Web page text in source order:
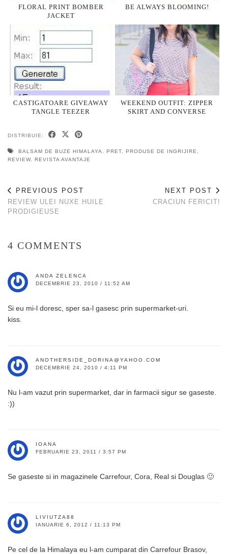
FLORAL PRINT BOMBER
JACKET
BE ALWAYS BLOOMING!
CASTIGATOARE GIVEAWAY
TANGLE TEEZER
WEEKEND OUTFIT: ZIPPER
SKIRT AND CONVERSE
DISTRIBUIE:
BALSAM DE BUZE HIMALAYA PRET PRODUSE DE INGRIJIRE
REVIEW, REVISTA AVANTAJE
PREVIOUS POST
REVIEW ULEI NUXE HUILE
PRODIGIEUSE
NEXT POST
CRACIUN FERICIT!
4 COMMENTS
ANDA ZELENCA
DECEMBRIE 23, 2010 / 11:52 AM
Si eu mi-l doresc, sper sa-l gasesc prin supermarket-uri.
kiss.
ANOTHERSIDE_DORINA@YAHOO.COM
DECEMBRIE 24, 2010 / 4:11 PM
Nu l-am vazut prin supermarket, dar in farmacii sigur se gaseste.
:))
IOANA
FEBRUARIE 23, 2011 / 3:57 PM
Se gaseste si in magazinele Carrefour, Cora, Real si Douglas 🙂
LIVIUTZA88
IANUARIE 6, 2012 / 11:13 PM
Pe cel de la Himalaya eu l-am cumparat din Carrefour Brasov,